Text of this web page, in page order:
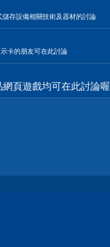
存設備相關技術及器材的討論
卡的朋友可在此討論
頁遊戲均可在此討論喔